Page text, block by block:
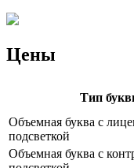
Цены
Тип
Объемная буква с
подсветкой
Объемная буква с